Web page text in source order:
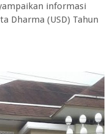
informasi
Dharma (USD) Tahun